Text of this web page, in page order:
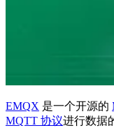
EMQX 是一个开源的
MQTT 协议进行数据